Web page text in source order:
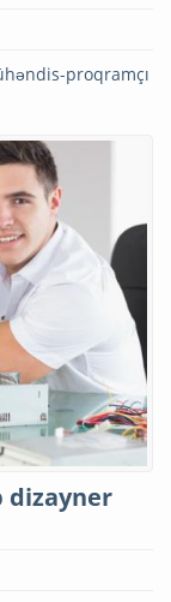
proqramçı
dizayner